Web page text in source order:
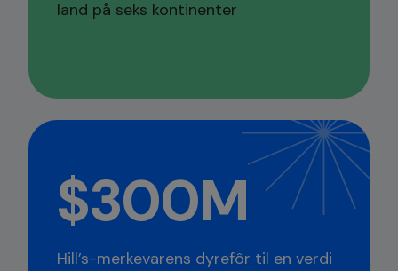
land på seks kontinenter
$300M
Hill’s-merkevarens dyrefôr til en verdi